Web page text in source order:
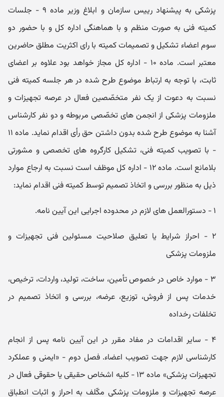
پزشکی به پیشنھاد رییس سازمان و ابلاغ وزیر ماده ۹ - جلسات
کمیته فنی به صورت منظم و با ھماھنگی اداره کل و با حضور دو
سوم اعضاء تشکیل و تصمیمات کمیته با رای اکثریت مطلق حاضرین
معتبر است. ماده ۱۰ - اداره کل مجاز خواھد بود علاوه بر اعضای
ثابت، با توجه به ارتباط موضوع طرح شده در ھر جلسه کمیته فنی
نسبت به دعوت از یک نفر متخصّصین فعال در عرصه تجھیزات و
ملزومات پزشکی از انجمن ھای تخصّصی مربوطه و دو نفر کارشناس
آشنا به موضوع طرح شده بدون داشتن حق رأی اقدام نماید. ماده ۱۱
- با تصویب کمیته فنی، تشکیل کارگروه ھای تخصصی و مشورتی
بلامانع است. ماده ۱۲ - اداره کل موظف است نسبت به ارجاع موارد
ذیل به منظور بررسی و اتخاذ تصمیم توسط کمیته فنی اقدام نماید:
۱ - دستورالعمل ھای لازم در محدوده اجرایی این آیین نامه.
۲ - احراز شرایط یا تعلیق صلاحیت مسئولین فنی تجھیزات و
ملزومات پزشکی
۳ - موارد خاص در خصوص تأمین، ساخت، تولید، واردات، ترخیص،
خدمات پس از فروش، توزیع، عرضه، بررسی و اتخاذ تصمیم در
تخلفات رخداده
۴ - سایر اقدامات در مفاد مقرر در این آیین نامه پس از انجام
کارشناسی لازم جھت تصویب اعضاء. فصل دوم - «ایمنی و عملکرد
تجھیزات پزشکی» ماده ۱۳ - کلیه اشخاص حقیقی یا حقوقی فعال در
عرصه تجھیزات و ملزومات پزشکی مکّلف به احراز و اثبات انطباق